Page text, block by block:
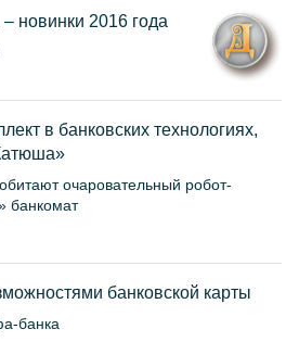
новинки 2016 года
в банковских технологиях,
очаровательный робот-
банкомат
банковской карты
банка